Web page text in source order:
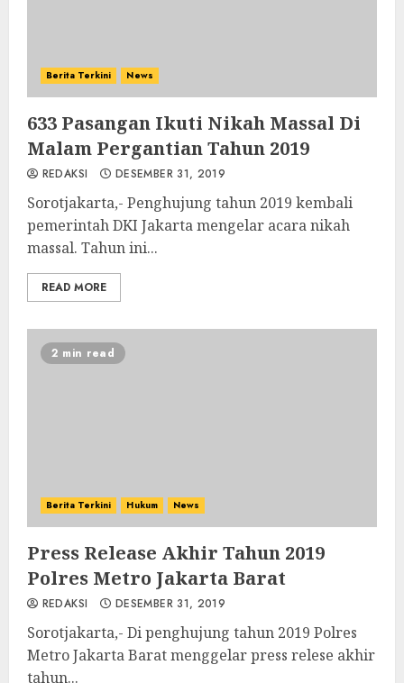
Berita Terkini News
633 Pasangan Ikuti Nikah Massal Di
Malam Pergantian Tahun 2019
REDAKSI DESEMBER 31, 2019
Sorotjakarta,- Penghujung tahun 2019 kembali
pemerintah DKI Jakarta mengelar acara nikah
massal. Tahun ini...
READ MORE
2 min read
Berita Terkini Hukum News
Press Release Akhir Tahun 2019
Polres Metro Jakarta Barat
REDAKSI DESEMBER 31, 2019
Sorotjakarta,- Di penghujung tahun 2019 Polres
Metro Jakarta Barat menggelar press relese akhir
tahun...